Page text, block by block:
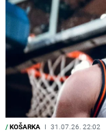
/KOŠARKA I 31.07.26. 22:02